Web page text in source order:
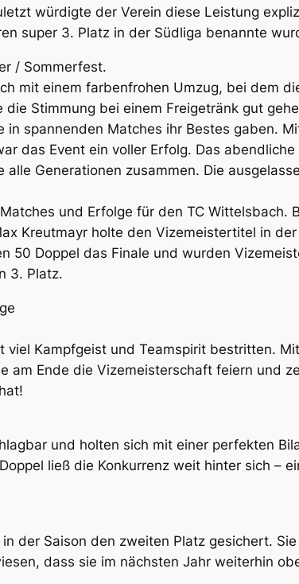
würdigte der Verein diese Leistung
super 3. Platz in der Südliga benannte
/ Sommerfest.
mit einem farbenfrohen Umzug, bei dem
Stimmung bei einem Freigetränk gut
spannenden Matches ihr Bestes gaben.
das Event ein voller Erfolg. Das
Generationen zusammen. Die
und Erfolge für den TC Wittelsbach.
Kreutmayr holte den Vizemeistertitel in
50 Doppel das Finale und wurden
3. Platz.
Kampfgeist und Teamspirit bestritten.
am Ende die Vizemeisterschaft feiern und
und holten sich mit einer perfekten
ließ die Konkurrenz weit hinter sich –
der Saison den zweiten Platz gesichert.
dass sie im nächsten Jahr weiterhin